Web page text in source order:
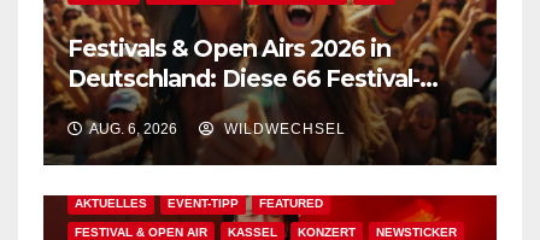
Festivals & Open Airs 2026 in
Deutschland: Diese 66 Festival-
Events warten auf Dich!
AUG. 6, 2026 WILDWECHSEL
AKTUELLES EVENT-TIPP FEATURED
FESTIVAL & OPEN AIR KASSEL KONZERT NEWSTICKER